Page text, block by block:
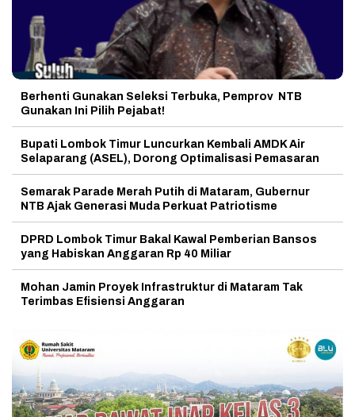
Berhenti Gunakan Seleksi Terbuka, Pemprov NTB
Gunakan Ini Pilih Pejabat!
Bupati Lombok Timur Luncurkan Kembali AMDK Air
Selaparang (ASEL), Dorong Optimalisasi Pemasaran
Semarak Parade Merah Putih di Mataram, Gubernur
NTB Ajak Generasi Muda Perkuat Patriotisme
DPRD Lombok Timur Bakal Kawal Pemberian Bansos
yang Habiskan Anggaran Rp 40 Miliar
Mohan Jamin Proyek Infrastruktur di Mataram Tak
Terimbas Efisiensi Anggaran